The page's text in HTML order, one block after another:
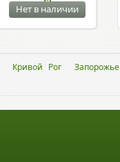
Нет в наличии
Кривой Рог Запорожье